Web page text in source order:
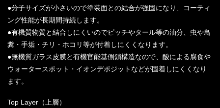
●分子サイズが小さいので塗装面との結合が強固になり、コーティ
ング性能が長期間持続します。
●有機質物質と結合しにくいのでピッチやタール等の油分、虫や鳥
糞・手垢・チリ・ホコリ等が付着しにくくなります。
●無機質ガラス皮膜と有機官能基側鎖構造なので、酸による腐食や
ウォータースポット・イオンデポジットなどが固着しにくくなり
ます。
Top Layer（上層）